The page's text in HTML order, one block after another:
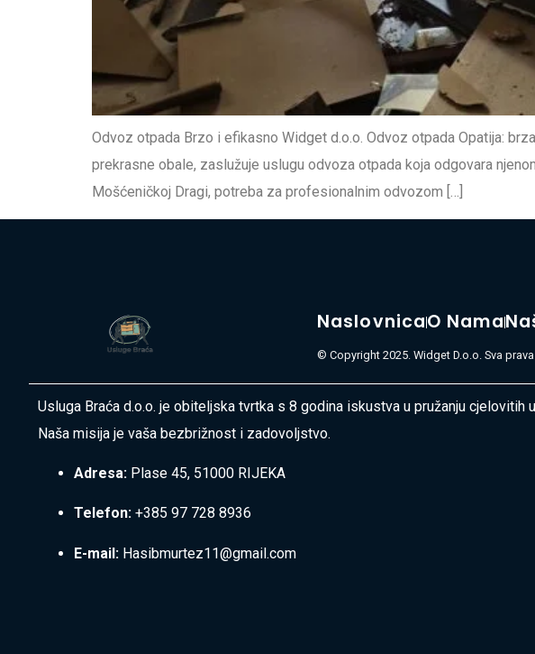
Odvoz otpada Brzo i efikasno Widget d.o.o. Odvoz otpada Opatija:
prekrasne obale, zaslužuje uslugu odvoza otpada koja odgovara
Mošćeničkoj Dragi, potreba za profesionalnim odvozom […]
NaslovnicaO Nama
© Copyright 2025. Widget D.o.o. Sva
Usluga Braća d.o.o. je obiteljska tvrtka s 8 godina iskustva u pružanju
Naša misija je vaša bezbrižnost i zadovoljstvo.
Adresa: Plase 45, 51000 RIJEKA
Telefon: +385 97 728 8936
E-mail: Hasibmurtez11@gmail.com